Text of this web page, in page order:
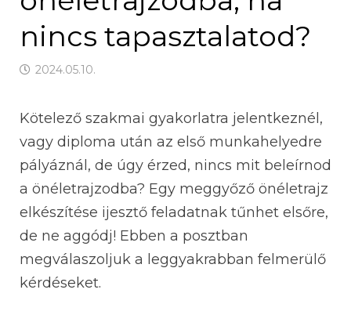
nincs tapasztalatod?
2024.05.10.
Kötelező szakmai gyakorlatra jelentkeznél,
vagy diploma után az első munkahelyedre
pályáznál, de úgy érzed, nincs mit beleírnod
a önéletrajzodba? Egy meggyőző önéletrajz
elkészítése ijesztő feladatnak tűnhet elsőre,
de ne aggódj! Ebben a posztban
megválaszoljuk a leggyakrabban felmerülő
kérdéseket.